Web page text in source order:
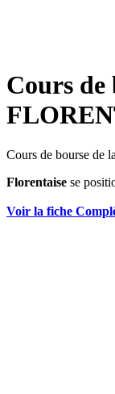
Cours de
Cours de bourse de
Florentaise se
Voir la fiche